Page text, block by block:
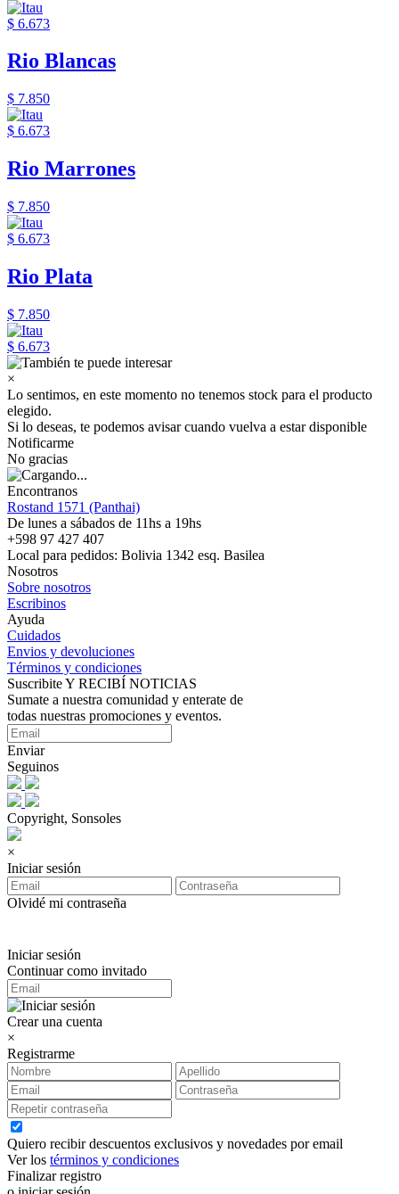
$ 6.673
Rio Blancas
$ 7.850
$ 6.673
Rio Marrones
$ 7.850
$ 6.673
Rio Plata
$ 7.850
$ 6.673
×
Lo sentimos, en este momento no tenemos stock para el producto
elegido.
Si lo deseas, te podemos avisar cuando vuelva a estar disponible
Notificarme
No gracias
Encontranos
Rostand 1571 (Panthai)
De lunes a sábados de 11hs a 19hs
+598 97 427 407
Local para pedidos: Bolivia 1342 esq. Basilea
Nosotros
Sobre nosotros
Escribinos
Ayuda
Cuidados
Envios y devoluciones
Términos y condiciones
Suscribite Y RECIBÍ NOTICIAS
Sumate a nuestra comunidad y enterate de
todas nuestras promociones y eventos.
Enviar
Seguinos
Copyright, Sonsoles
×
Iniciar sesión
Olvidé mi contraseña
Iniciar sesión
Continuar como invitado
Crear una cuenta
×
Registrarme
Quiero recibir descuentos exclusivos y novedades por email
Ver los términos y condiciones
Finalizar registro